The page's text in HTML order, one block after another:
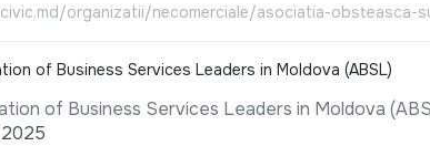
organizatii/necomerciale/asociatia-obsteasca-
of Business Services Leaders in Moldova (ABSL)
of Business Services Leaders in Moldova